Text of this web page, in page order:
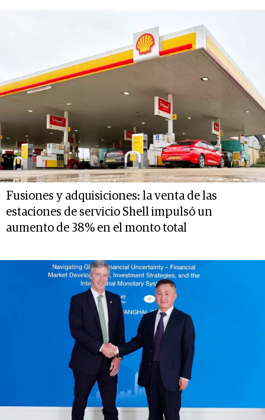
Fusiones y adquisiciones: la venta de las
estaciones de servicio Shell impulsó un
aumento de 38% en el monto total